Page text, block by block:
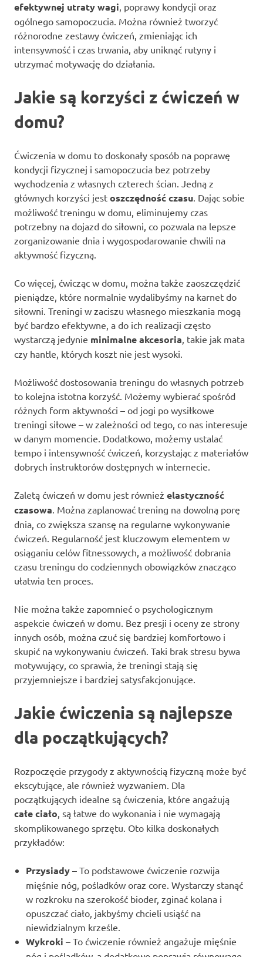
efektywnej utraty wagi, poprawy kondycji oraz
ogólnego samopoczucia. Można również tworzyć
różnorodne zestawy ćwiczeń, zmieniając ich
intensywność i czas trwania, aby uniknąć rutyny i
utrzymać motywację do działania.
Jakie są korzyści z ćwiczeń w
domu?
Ćwiczenia w domu to doskonały sposób na poprawę
kondycji fizycznej i samopoczucia bez potrzeby
wychodzenia z własnych czterech ścian. Jedną z
głównych korzyści jest oszczędność czasu. Dając sobie
możliwość treningu w domu, eliminujemy czas
potrzebny na dojazd do siłowni, co pozwala na lepsze
zorganizowanie dnia i wygospodarowanie chwili na
aktywność fizyczną.
Co więcej, ćwicząc w domu, można także zaoszczędzić
pieniądze, które normalnie wydalibyśmy na karnet do
siłowni. Treningi w zaciszu własnego mieszkania mogą
być bardzo efektywne, a do ich realizacji często
wystarczą jedynie minimalne akcesoria, takie jak mata
czy hantle, których koszt nie jest wysoki.
Możliwość dostosowania treningu do własnych potrzeb
to kolejna istotna korzyść. Możemy wybierać spośród
różnych form aktywności – od jogi po wysiłkowe
treningi siłowe – w zależności od tego, co nas interesuje
w danym momencie. Dodatkowo, możemy ustalać
tempo i intensywność ćwiczeń, korzystając z materiałów
dobrych instruktorów dostępnych w internecie.
Zaletą ćwiczeń w domu jest również elastyczność
czasowa. Można zaplanować trening na dowolną porę
dnia, co zwiększa szansę na regularne wykonywanie
ćwiczeń. Regularność jest kluczowym elementem w
osiąganiu celów fitnessowych, a możliwość dobrania
czasu treningu do codziennych obowiązków znacząco
ułatwia ten proces.
Nie można także zapomnieć o psychologicznym
aspekcie ćwiczeń w domu. Bez presji i oceny ze strony
innych osób, można czuć się bardziej komfortowo i
skupić na wykonywaniu ćwiczeń. Taki brak stresu bywa
motywujący, co sprawia, że treningi stają się
przyjemniejsze i bardziej satysfakcjonujące.
Jakie ćwiczenia są najlepsze
dla początkujących?
Rozpoczęcie przygody z aktywnością fizyczną może być
ekscytujące, ale również wyzwaniem. Dla
początkujących idealne są ćwiczenia, które angażują
całe ciało, są łatwe do wykonania i nie wymagają
skomplikowanego sprzętu. Oto kilka doskonałych
przykładów:
Przysiady – To podstawowe ćwiczenie rozwija
mięśnie nóg, pośladków oraz core. Wystarczy stanąć
w rozkroku na szerokość bioder, zginać kolana i
opuszczać ciało, jakbyśmy chcieli usiąść na
niewidzialnym krześle.
Wykroki – To ćwiczenie również angażuje mięśnie